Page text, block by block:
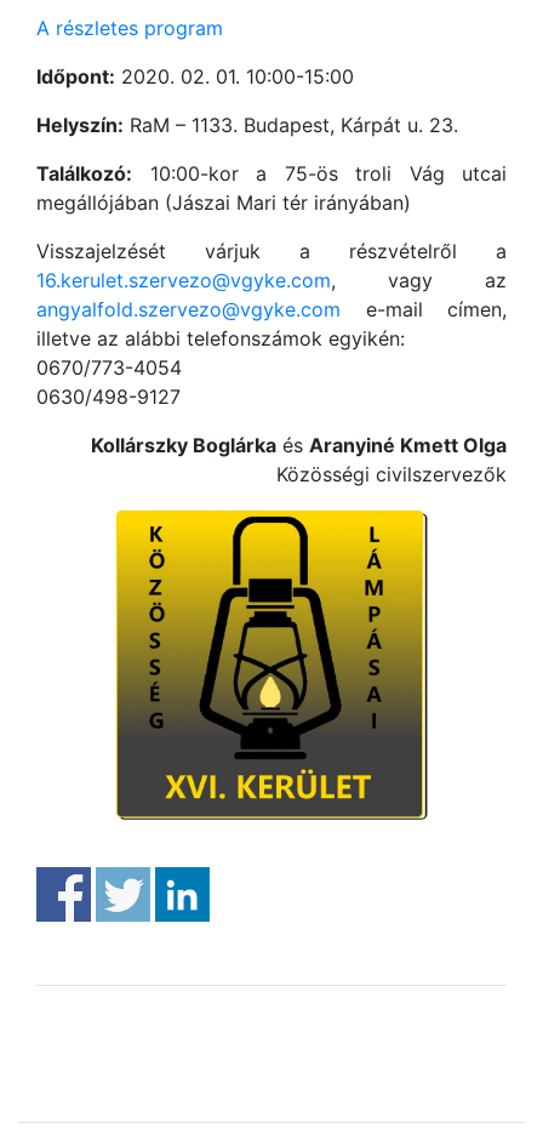
A részletes program
Időpont: 2020. 02. 01. 10:00-15:00
Helyszín: RaM – 1133. Budapest, Kárpát u. 23.
Találkozó: 10:00-kor a 75-ös troli Vág utcai
megállójában (Jászai Mari tér irányában)
Visszajelzését várjuk a részvételről a
16.kerulet.szervezo@vgyke.com, vagy az
angyalfold.szervezo@vgyke.com e-mail címen,
illetve az alábbi telefonszámok egyikén:
0670/773-4054
0630/498-9127
Kollárszky Boglárka és Aranyiné Kmett Olga
Közösségi civilszervezők